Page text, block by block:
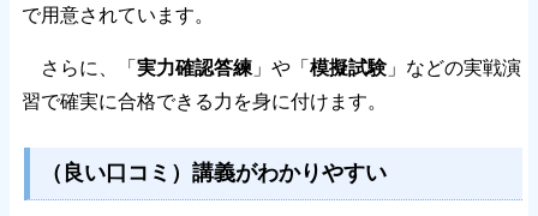
で用意されています。
さらに、「実力確認答練 」や「模擬試験」などの実戦演
習で確実に合格できる力を身に付けます。
（良い口コミ）講義がわかりやすい